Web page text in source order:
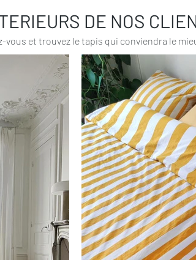
DE NOS
vous et trouvez le tapis qui conviendra le